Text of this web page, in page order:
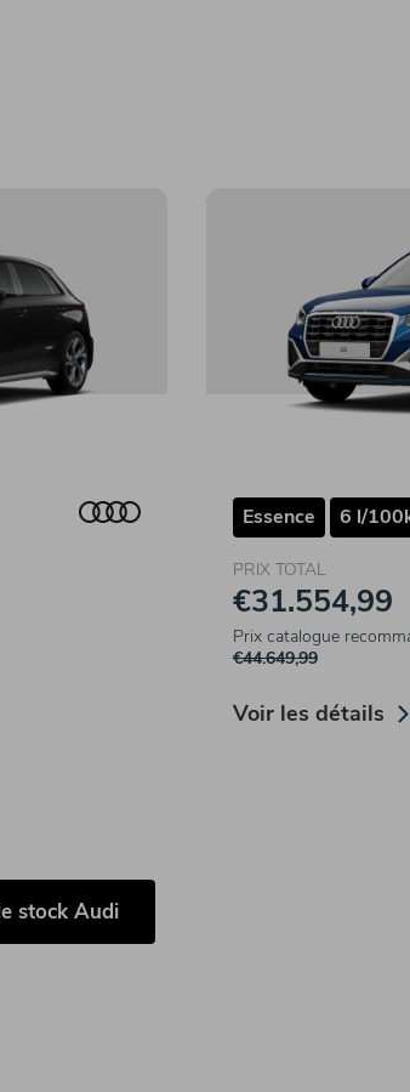
Essence 6 l/
PRIX TOTAL
€31.554,99
Prix catalogue
€44.649,99
Voir les détails
stock Audi